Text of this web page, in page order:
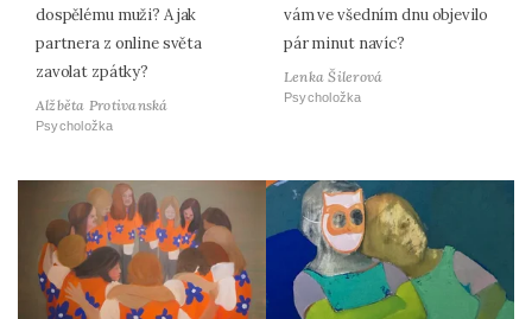
dospělému muži? A jak
partnera z online světa
zavolat zpátky?
Alžběta Protivanská
Psycholožka
vám ve všedním dnu objevilo
pár minut navíc?
Lenka Šilerová
Psycholožka